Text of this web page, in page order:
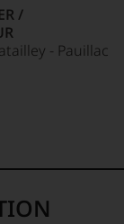
/
- Pauillac